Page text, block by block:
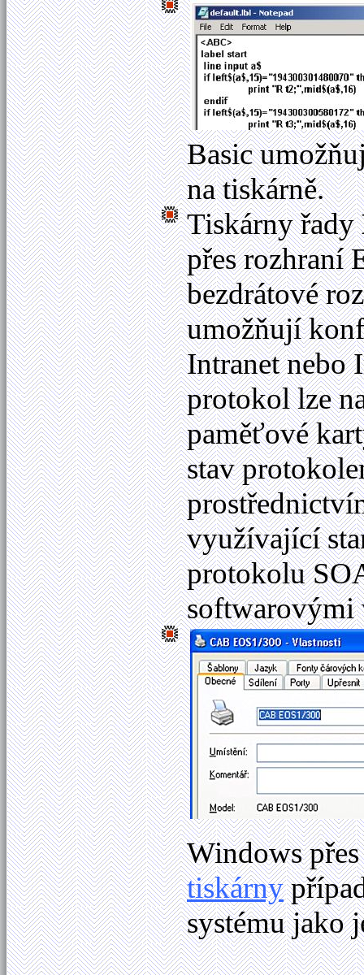
Basic
na tiskárně.
Tiskárny řady
přes rozhraní
bezdrátové
umožňují
Intranet nebo
protokol lze
paměťové
stav
využívající
protokolu
softwarovými
Windows
tiskárny
systému jako